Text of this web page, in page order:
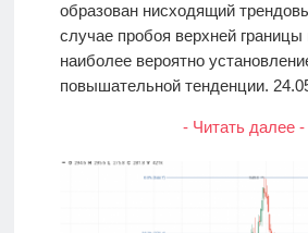
образован нисходящий
случае пробоя верхней границы
наиболее вероятно
повышательной тенденции.
- Читать далее -